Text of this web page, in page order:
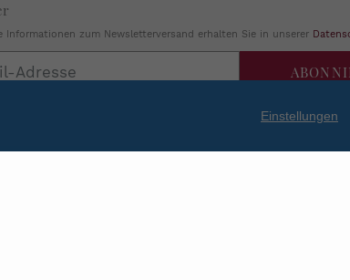
Informationen zum Newsletterversand erhalten Sie in unserer
Einstellungen